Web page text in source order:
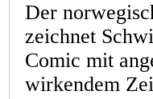
Der
zeichnet
Comic mit
wirkendem